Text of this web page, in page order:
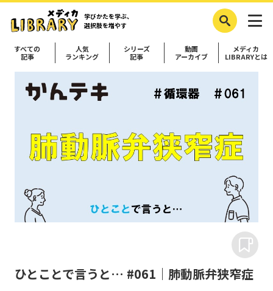
学びかたを学ぶ、
選択肢を増やす
すべての
記事
人気
ランキング
シリーズ
記事
動画
アーカイブ
メディカ
LIBRARYとは
ひとことで言うと… #061｜肺動脈弁狭窄症